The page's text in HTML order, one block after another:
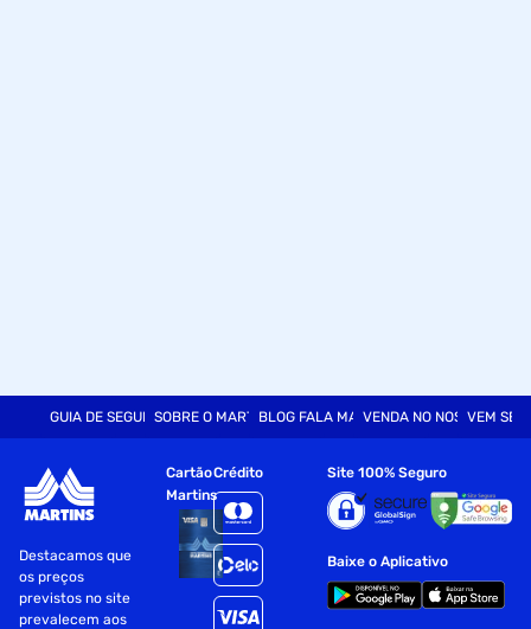
GUIA DE SEGURANÇASOBRE O MARTINSBLOG FALA MARTVENDA NO NOSSO SITE
VEM SER
Destacamos que
os preços
previstos no site
prevalecem aos
Cartão
Martins
Crédito Site 100% Seguro
Baixe o Aplicativo